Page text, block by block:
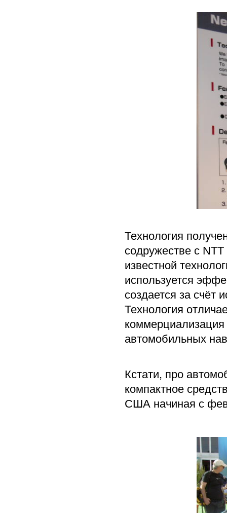
Технология
содружестве с
известной
используется
создается за счёт
Технология
автомобильных
Кстати, про
компактное
США начиная с